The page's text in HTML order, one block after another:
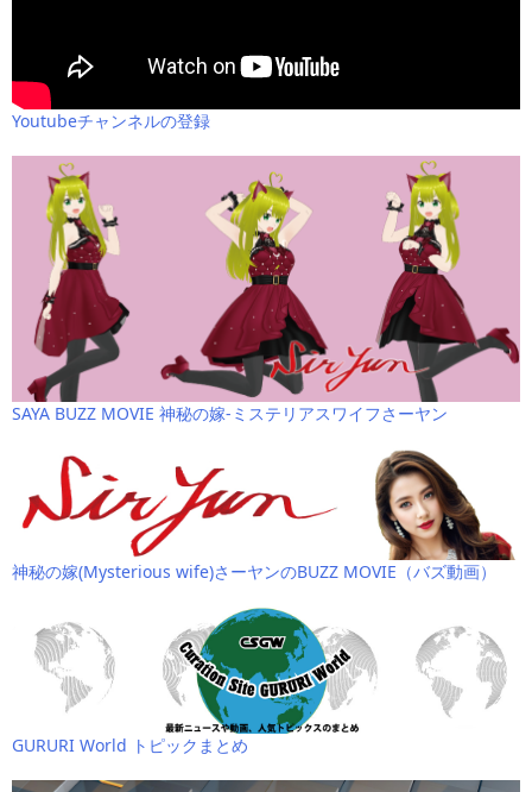
Youtubeチャンネルの登録
SAYA BUZZ MOVIE 神秘の嫁-ミステリアスワイフさーヤン
神秘の嫁(Mysterious wife)さーヤンのBUZZ MOVIE（バズ動画）
GURURI World トピックまとめ